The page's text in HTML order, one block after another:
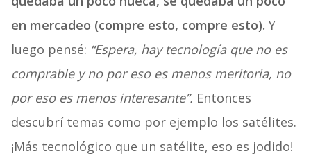
en mercadeo (compre esto, compre esto). Y
luego pensé: “Espera, hay tecnología que no es
comprable y no por eso es menos meritoria, no
por eso es menos interesante”. Entonces
descubrí temas como por ejemplo los satélites.
¡Más tecnológico que un satélite, eso es jodido!